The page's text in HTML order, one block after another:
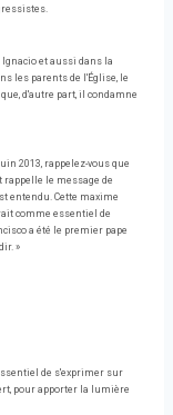
et aussi dans la
les parents de l'Église, le
d'autre part, il condamne
2013, rappelez-vous que
rappelle le message de
entendu. Cette maxime
comme essentiel de
a été le premier pape
»
de s'exprimer sur
pour apporter la lumière